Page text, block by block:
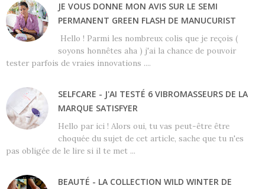
JE VOUS DONNE MON AVIS SUR LE SEMI
PERMANENT GREEN FLASH DE MANUCURIST
Hello ! Parmi les nombreux colis que je reçois (
soyons honnêtes aha ) j'ai la chance de pouvoir
tester parfois de vraies innovations ....
SELFCARE - J'AI TESTÉ 6 VIBROMASSEURS DE LA
MARQUE SATISFYER
Hello par ici ! Alors oui, tu vas peut-être être
choquée du sujet de cet article, sache que tu n'es
pas obligée de le lire si il te met ...
BEAUTÉ - LA COLLECTION WILD WINTER DE